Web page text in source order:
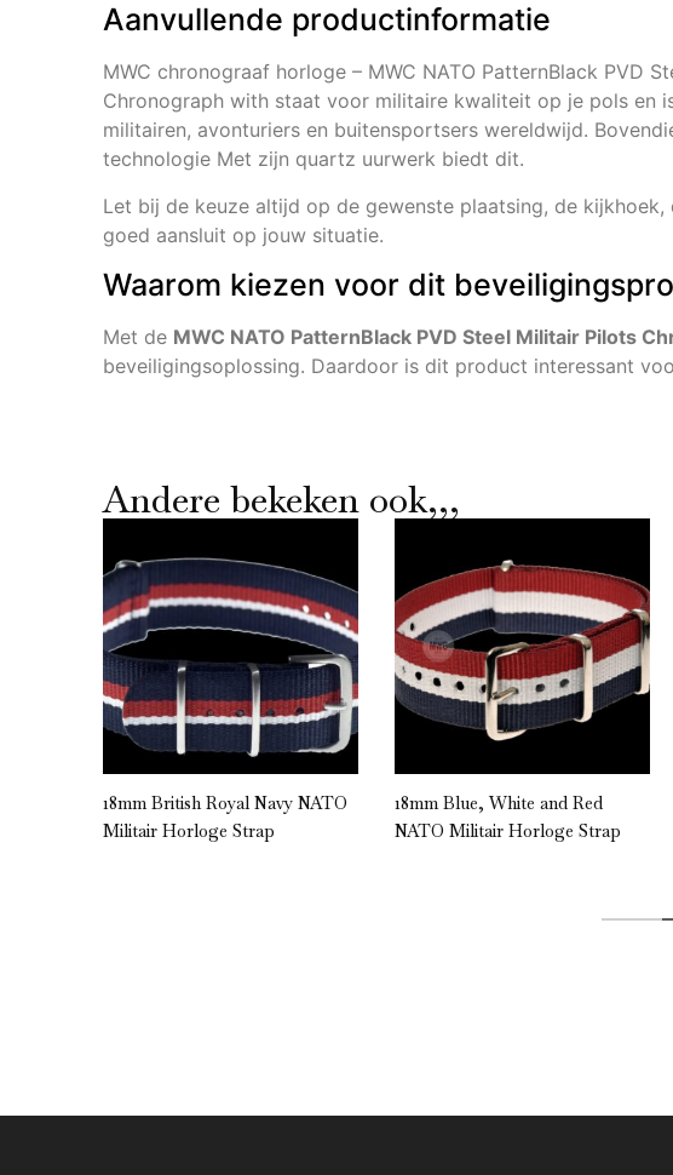
Aanvullende productinformatie
MWC chronograaf horloge – MWC NATO PatternBlack PVD
Chronograph with staat voor militaire kwaliteit op je pols en
militairen, avonturiers en buitensportsers wereldwijd.
technologie Met zijn quartz uurwerk biedt dit.
Let bij de keuze altijd op de gewenste plaatsing, de
goed aansluit op jouw situatie.
Waarom kiezen voor dit
Met de MWC NATO PatternBlack PVD Steel Militair Pilots
beveiligingsoplossing. Daardoor is dit product interessant
Andere bekeken ook,,,
18mm British Royal Navy NATO
Militair Horloge Strap
18mm Blue, White and Red
NATO Militair Horloge Strap